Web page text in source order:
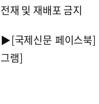
전재 및 재배포 금지
▶[국제신문 페이스북]
그램]